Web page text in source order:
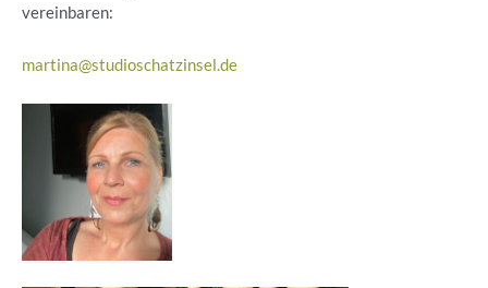
vereinbaren:
martina@studioschatzinsel.de